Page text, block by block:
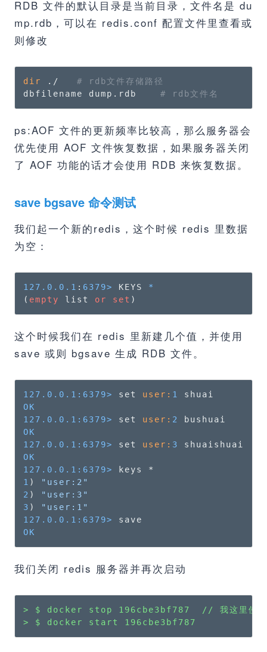
RDB 文件的默认目录是当前目录，文件名是 du
mp.rdb，可以在 redis.conf 配置文件里查看或
则修改
dir ./ # rdb文件存储路径
dbfilename dump.rdb # rdb文件名
ps:AOF 文件的更新频率比较高，那么服务器会
优先使用 AOF 文件恢复数据，如果服务器关闭
了 AOF 功能的话才会使用 RDB 来恢复数据。
save bgsave 命令测试
我们起一个新的redis，这个时候 redis 里数据
为空：
127.0 .0 .1 : 6379> KEYS *
( empty list or set )
这个时候我们在 redis 里新建几个值，并使用
save 或则 bgsave 生成 RDB 文件。
127.0.0.1:6379> set user: 1
OK
127.0.0.1:6379>
set user: 2
OK
127.0.0.1:6379>
set user: 3
OK
127.0.0.1:6379>
1 )
"user:2"
2 )
"user:3"
3 )
"user:1"
127.0.0.1:6379>
OK
我们关闭 redis 服务器并再次启动
> $ docker stop 196cbe3bf787  // 我这里使用
> $ docker start 196cbe3bf787